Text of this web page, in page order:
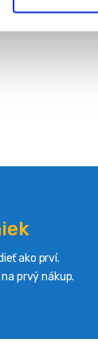
ako prví.
na prvý nákup.